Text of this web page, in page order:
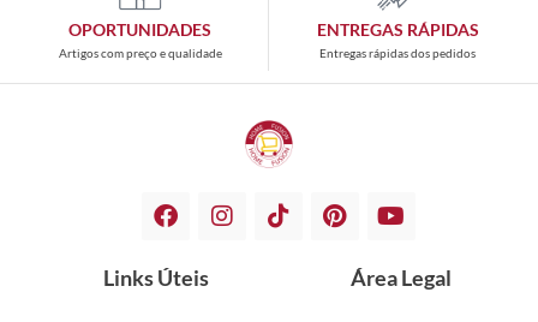
OPORTUNIDADES
Artigos com preço e qualidade
ENTREGAS RÁPIDAS
Entregas rápidas dos pedidos
Links Úteis Área Legal